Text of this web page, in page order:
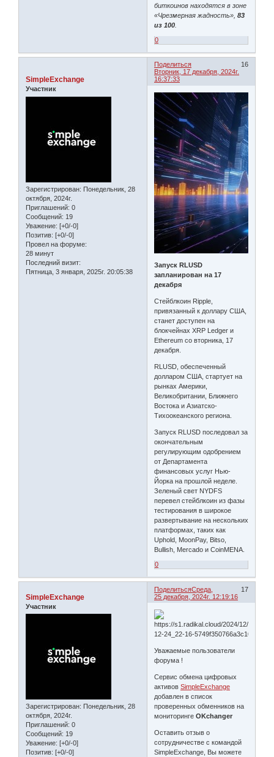
биткоинов находятся в зоне
«Чрезмерная жадность»,83
из 100
0
Поделиться
16
Вторник, 17 декабря, 2024г.
16:37:33
SimpleExchange
Участник
Зарегистрирован: Понедельник, 28
октября, 2024г.
Приглашений: 0
Сообщений: 19
Уважение: [+0/-0]
Позитив: [+0/-0]
Провел на форуме:
28 минут
Последний визит:
Пятница, 3 января, 2025г. 20:05:38
Запуск RLUSD
запланирован на 17
декабря
Стейблкоин Ripple,
привязанный к доллару США,
станет доступен на
блокчейнах XRP Ledger и
Ethereum со вторника, 17
декабря.
RLUSD, обеспеченный
долларом США, стартует на
рынках Америки,
Великобритании, Ближнего
Востока и Азиатско-
Тихоокеанского региона.
Запуск RLUSD последовал за
окончательным
регулирующим одобрением
от Департамента
финансовых услуг Нью-
Йорка на прошлой неделе.
Зеленый свет NYDFS
перевел стейблкоин из фазы
тестирования в широкое
развертывание на нескольких
платформах, таких как
Uphold, MoonPay, Bitso,
Bullish, Mercado и CoinMENA.
0
Поделиться 17
Среда,
25 декабря, 2024г. 12:19:16
SimpleExchange
Участник
Зарегистрирован: Понедельник, 28
октября, 2024г.
Приглашений: 0
Сообщений: 19
Уважение: [+0/-0]
Позитив: [+0/-0]
Уважаемые пользователи
форума !
Сервис обмена цифровых
активовSimpleExchange
добавлен в список
проверенных обменников на
мониторингеOKchanger
Оставить отзыв о
сотрудничестве с командой
SimpleExchange, Вы можете